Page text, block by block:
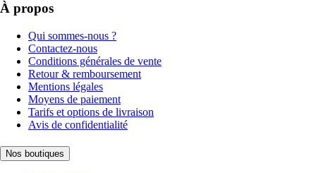
À propos
Qui sommes-nous ?
Contactez-nous
Conditions générales de vente
Retour & remboursement
Mentions légales
Moyens de paiement
Tarifs et options de livraison
Avis de confidentialité
Nos boutiques